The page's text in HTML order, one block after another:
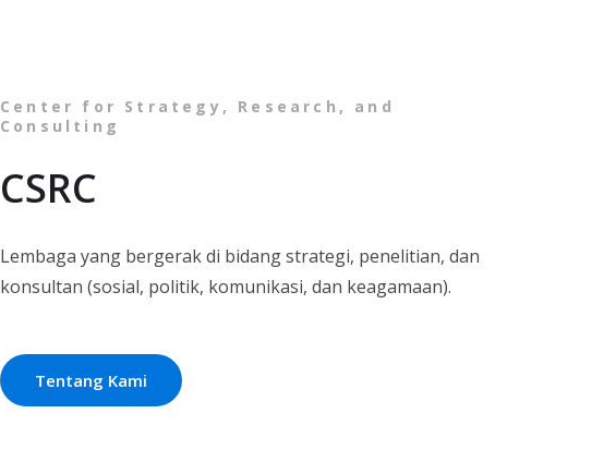
Center for Strategy, Research, and
Consulting
CSRC
Lembaga yang bergerak di bidang strategi, penelitian, dan
konsultan (sosial, politik, komunikasi, dan keagamaan).
Tentang Kami